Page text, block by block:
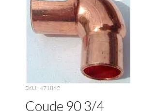
SKU : 471862
Coude 90 3/4